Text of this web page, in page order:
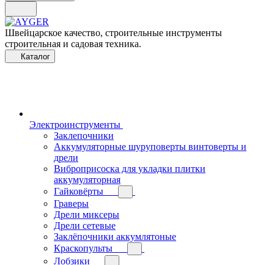
Швейцарское качество, строительные инструменты
строительная и садовая техника.
Каталог
Электроинструменты
Заклепочники
Аккумуляторные шуруповерты винтоверты и
дрели
Виброприсоска для укладки плитки
аккумуляторная
Гайковёрты
Граверы
Дрели миксеры
Дрели сетевые
Заклёпочники аккумлятоные
Краскопульты
Лобзики